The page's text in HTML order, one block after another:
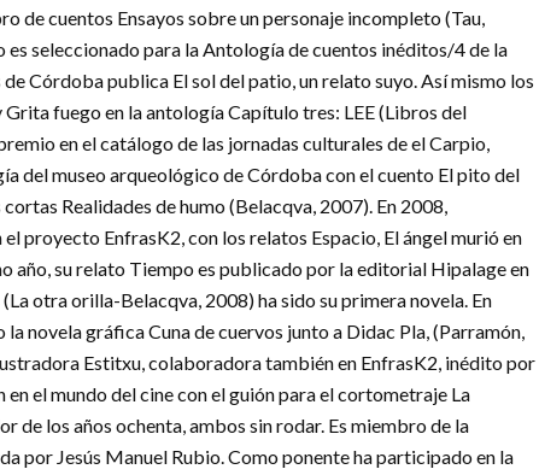
de cuentos Ensayos sobre un personaje incompleto (Tau,
es seleccionado para la Antología de cuentos inéditos/4 de la
Córdoba publica El sol del patio, un relato suyo. Así mismo los
fuego en la antología Capítulo tres: LEE (Libros del
en el catálogo de las jornadas culturales de el Carpio,
del museo arqueológico de Córdoba con el cuento El pito del
Realidades de humo (Belacqva, 2007). En 2008,
proyecto EnfrasK2, con los relatos Espacio, El ángel murió en
año, su relato Tiempo es publicado por la editorial Hipalage en
otra orilla-Belacqva, 2008) ha sido su primera novela. En
novela gráfica Cuna de cuervos junto a Didac Pla, (Parramón,
Estitxu, colaboradora también en EnfrasK2, inédito por
el mundo del cine con el guión para el cortometraje La
de los años ochenta, ambos sin rodar. Es miembro de la
por Jesús Manuel Rubio. Como ponente ha participado en la